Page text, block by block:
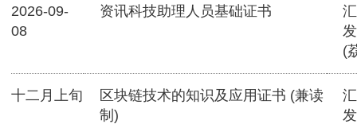
2026-09-
08
资讯科技助理人员基础证书
(
十二月上旬
区块链技术的知识及应用证书 (兼读
制)